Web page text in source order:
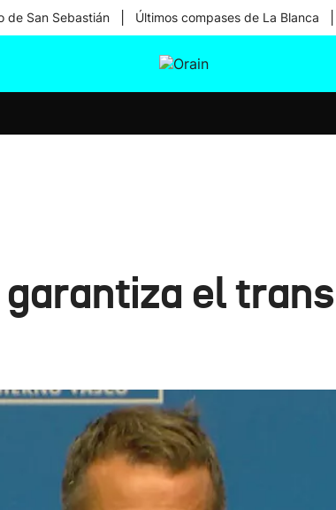
de San Sebastián Últimos compases de La Blanca
garantiza el